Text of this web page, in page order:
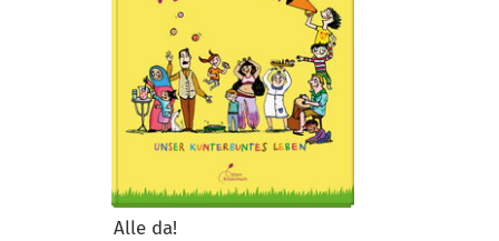
Alle da!